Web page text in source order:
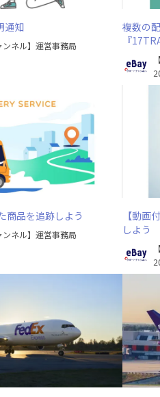
通知
ンネル】運営事務局
複数の
『
商品を追跡しよう
ンネル】運営事務局
【動画
しよう